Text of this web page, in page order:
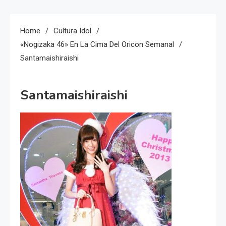
Home
Cultura Idol
«Nogizaka 46» En La Cima Del Oricon Semanal
Santamaishiraishi
Santamaishiraishi